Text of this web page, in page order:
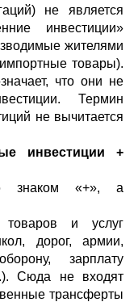
не является
инвестиции»
жителями
товары).
что они не
Термин
не вычитается
инвестиции +
знаком «+», а
товаров и услуг
дорог, армии,
зарплату
Сюда не входят
трансферты